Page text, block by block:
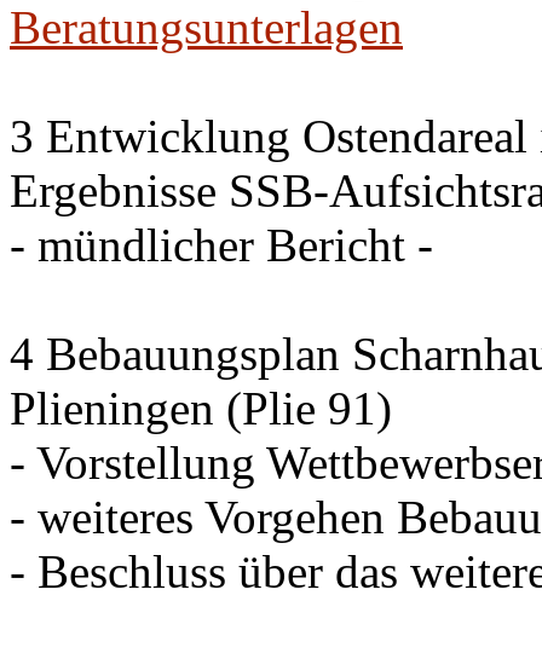
Beratungsunterlagen
3 Entwicklung
Ergebnisse SSB-
- mündlicher Bericht -
4 Bebauungsplan
Plieningen (Plie 91)
- Vorstellung
- weiteres Vorgehen
- Beschluss über das